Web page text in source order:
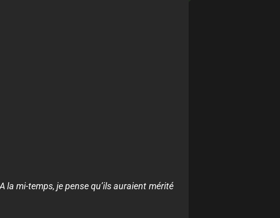
mi-temps, je pense qu’ils auraient mérité